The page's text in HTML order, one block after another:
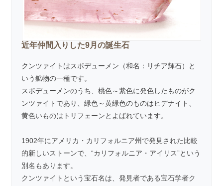
近年仲間入りした9月の誕生石
クンツァイトはスポデューメン（和名：リチア輝石）と
いう鉱物の一種です。
スポデューメンのうち、桃色～紫色に発色したものがク
ンツァイトであり、緑色～黄緑色のものはヒデナイト、
黄色いものはトリフェーンとよばれています。
1902年にアメリカ・カリフォルニア州で発見された比較
的新しいストーンで、“カリフォルニア・アイリス”という
別名もあります。
クンツァイトという宝石名は、発見者である宝石学者ク